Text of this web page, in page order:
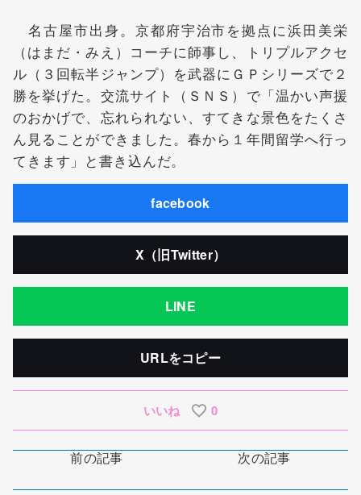
名古屋市出身。京都府宇治市を拠点に浜田美栄
（はまだ・みえ）コーチに師事し、トリプルアクセ
ル（３回転半ジャンプ）を武器にＧＰシリーズで２
勝を挙げた。交流サイト（ＳＮＳ）で「温かい声援
のおかげで、忘れられない、すてきな景色をたくさ
ん見ることができました。春から１年間留学へ行っ
てきます」と書き込んだ。
facebook
X（旧Twitter）
LINE
URLをコピー
いいね 0
前の記事 次の記事